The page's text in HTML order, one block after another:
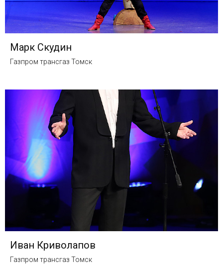
Марк Скудин
Газпром трансгаз Томск
Иван Криволапов
Газпром трансгаз Томск